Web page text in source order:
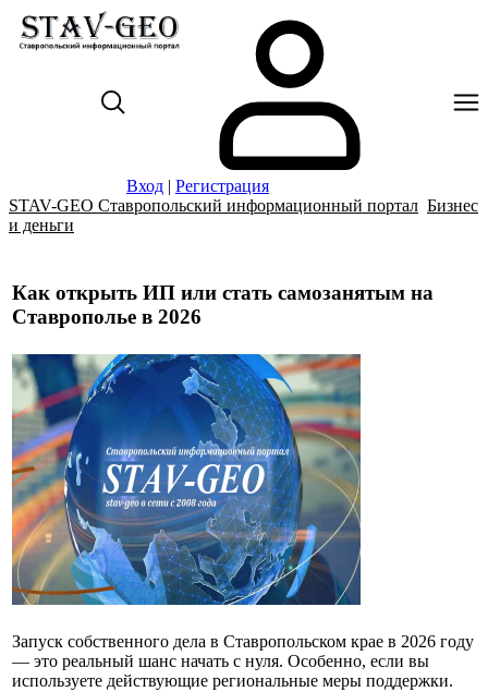
Вход | Регистрация
STAV-GEO Ставропольский информационный портал Бизнес
и деньги
Как открыть ИП или стать самозанятым на
Ставрополье в 2026
Запуск собственного дела в Ставропольском крае в 2026 году
— это реальный шанс начать с нуля. Особенно, если вы
используете действующие региональные меры поддержки.